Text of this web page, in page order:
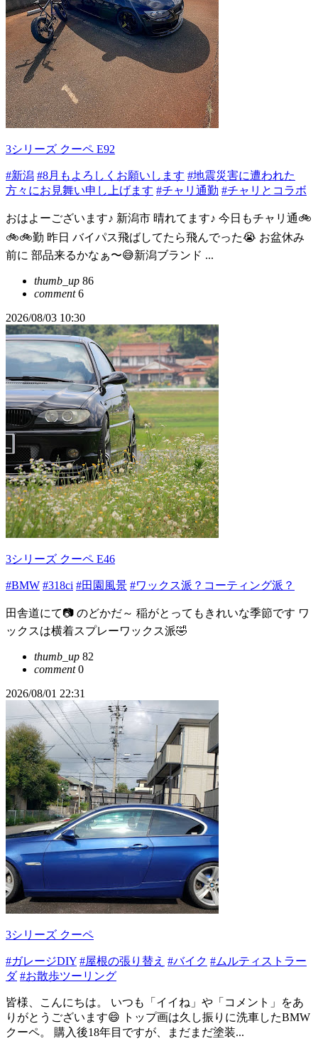
3シリーズ クーペ E92
#新潟 #8月もよろしくお願いします #地震災害に遭われた
方々にお見舞い申し上げます #チャリ通勤 #チャリとコラボ
おはよーございます♪ 新潟市 晴れてます♪ 今日もチャリ通🚲
🚲🚲勤 昨日 バイパス飛ばしてたら飛んでった😭 お盆休み
前に 部品来るかなぁ〜😅新潟ブランド ...
thumb_up 86
comment6
2026/08/03 10:30
3シリーズ クーペ E46
#BMW #318ci #田園風景 #ワックス派？コーティング派？
田舎道にて📷 のどかだ～ 稲がとってもきれいな季節です ワ
ックスは横着スプレーワックス派🤣
thumb_up 82
comment0
2026/08/01 22:31
3シリーズ クーペ
#ガレージDIY #屋根の張り替え #バイク #ムルティストラー
ダ #お散歩ツーリング
皆様、こんにちは。 いつも「イイね」や「コメント」をあ
りがとうございます😄 トップ画は久し振りに洗車したBMW
クーペ。 購入後18年目ですが、まだまだ塗装...